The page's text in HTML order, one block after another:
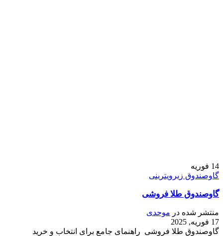
14 فوریه
گاوصندوق زیرویترینی
گاوصندوق طلا فروشی
منتشر شده در موحدی
17 فوریه, 2025
گاوصندوق طلا فروشی راهنمای جامع برای انتخاب و خرید